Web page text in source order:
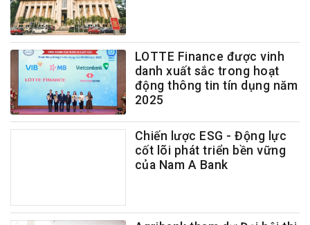
LOTTE Finance được vinh
danh xuất sắc trong hoạt
động thông tin tín dụng năm
2025
Chiến lược ESG - Động lực
cốt lõi phát triển bền vững
của Nam A Bank